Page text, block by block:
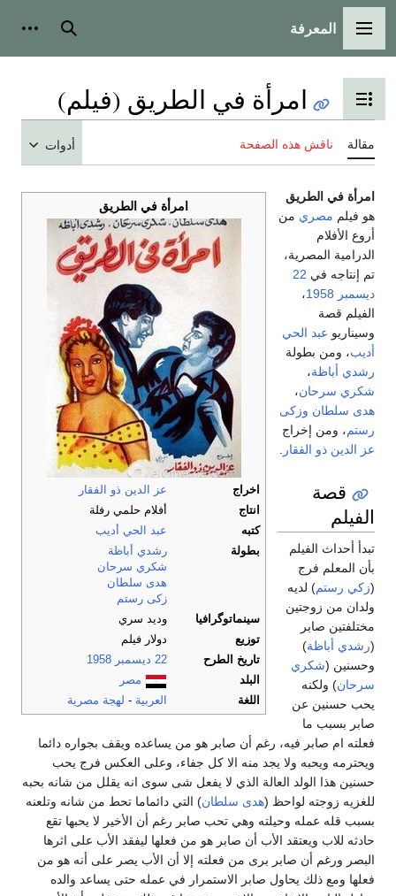
القائمة الرئيسية
المعرفة بحث
تبديل عرض جدول المحتويات
امرأة في الطريق (فيلم)
مقالة ناقش هذه الصفحة أدوات
امرأة في الطريق
اخراج
عز الدين ذو الفقار
انتاج
أفلام حلمي رفلة
كتبه
عبد الحي أديب
بطولة
رشدي أباظة
شكري سرحان
هدى سلطان
زكى رستم
سينماتوگرافيا
وديد سري
توزيع
دولار فيلم
تاريخ الطرح
22 ديسمبر
1958
البلد
مصر
اللغة
العربية - لهجة مصرية
امرأة في الطريق
هو فيلم مصري من
أروع الأفلام
الدرامية المصرية،
تم إنتاجه في 22
ديسمبر 1958،
الفيلم قصة
وسيناريو عبد الحي
أديب، ومن بطولة
رشدي أباظة،
شكري سرحان،
هدى سلطان وزكى
رستم، ومن إخراج
عز الدين ذو الفقار
قصة
الفيلم
تبدأ أحداث الفيلم
بأن المعلم فرج
(زكي رستم) لديه
ولدان من زوجتين
مختلفتين صابر
(رشدي أباظة)
وحسنين (شكري
سرحان) ولكنه
يحب حسنين عن
صابر بسبب ما
فعلته ام صابر فيه، رغم أن صابر هو من يساعده ويقف بجواره دائما
ويحترمه ويحبه ولا يجد منه الا كل جفاء، وعلى العكس فرج يحب
حسنين هذا الولد العالة الذي لا يفعل شى سوى انه يقلل من شانه بحبه
للغزيه زوجته لواحظ (هدى سلطان) التي دائماما تحط من شانه وتلعنه
بسبب قله عمله وحيلته وهي تحب صابر رغم أن الأخير لا يحبها تقع
حادثه للاب ويعتقد الأب أن صابر هو من فعلها ليفقد الأب على اثرها
البصر ورغم أن صابر برى من فعلته إلا أن الأب يصر على أنه هو من
فعلها ومع ذلك يحاول صابر الاستمرار في عمله حتى يساعد والده